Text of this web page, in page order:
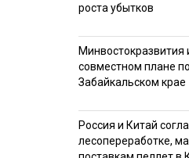
роста убытков
Минвостокразвития
совместном плане
Забайкальском крае
Россия и Китай
лесопереработке,